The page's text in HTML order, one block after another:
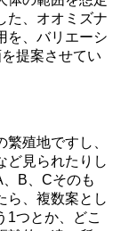
た、オオミズナ
を、バリエーシ
提案させてい
殖地ですし、
ど見られたりし
B、Cそのも
ら、複数案とし
1つとか、どこ